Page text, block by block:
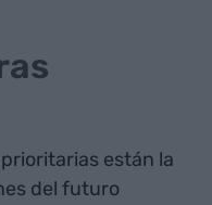
están la
del futuro